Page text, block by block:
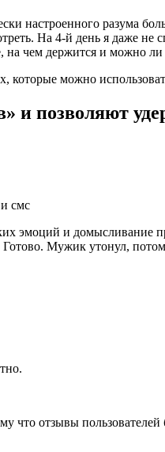
настроенного разума
На 4-й день я даже не
чем держится и можно ли
можно
и позволяют
эмоций и домысливание
Мужик утонул,
отзывы